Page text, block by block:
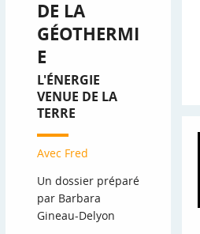
DE LA
GÉOTHERMI
E
L'ÉNERGIE
VENUE DE LA
TERRE
Avec Fred
Un dossier préparé
par Barbara
Gineau-Delyon